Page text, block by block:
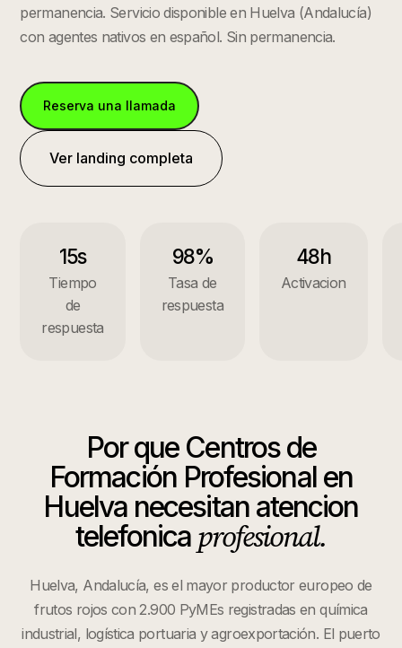
permanencia. Servicio disponible en Huelva (Andalucía)
con agentes nativos en español. Sin permanencia.
Reserva una llamada
Ver landing completa
15s
Tiempo
de
respuesta
98%
Tasa de
respuesta
48h
Activacion
Por que Centros de
Formación Profesionalen
Huelvanecesitan atencion
telefonica profesional.
Huelva, Andalucía, es el mayor productor europeo de
frutos rojos con 2.900 PyMEs registradas en química
industrial, logística portuaria y agroexportación. El puerto